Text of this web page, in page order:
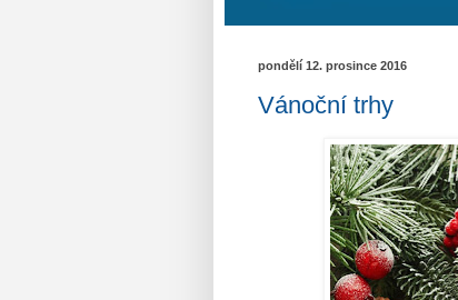
pondělí 12. prosince 2016
Vánoční trhy